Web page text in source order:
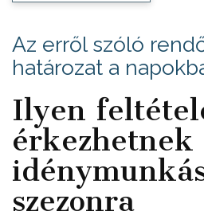
Az erről szóló
határozat a
Ilyen
szezonra